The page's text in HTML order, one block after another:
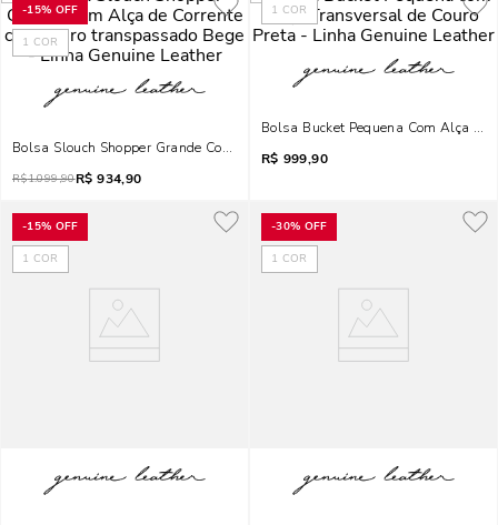
-15% OFF
1 COR
Bolsa Slouch Shopper Grande Com Alça De Corrente Com Couro
R$1.099,90R$ 934,90
1 COR
Bolsa Bucket Pequena Com Alça
R$ 999,90
-15% OFF
1 COR
-30% OFF
1 COR